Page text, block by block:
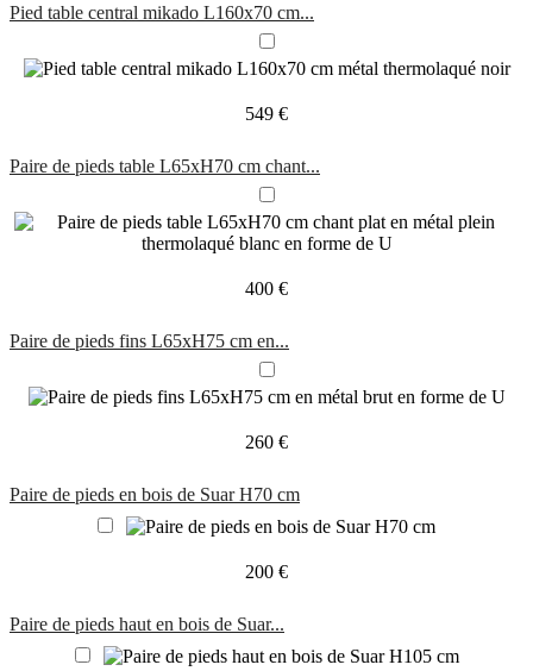
Pied table central mikado L160x70 cm...
549 €
Paire de pieds table L65xH70 cm chant...
400 €
Paire de pieds fins L65xH75 cm en...
260 €
Paire de pieds en bois de Suar H70 cm
200 €
Paire de pieds haut en bois de Suar...